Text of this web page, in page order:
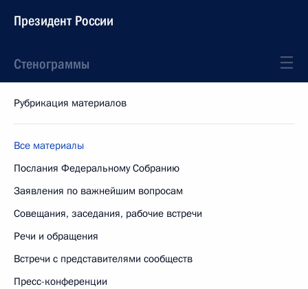
Президент России
Стенограммы
Рубрикация материалов
Все материалы
Послания Федеральному Собранию
Заявления по важнейшим вопросам
Совещания, заседания, рабочие встречи
Речи и обращения
Встречи с представителями сообществ
Пресс-конференции